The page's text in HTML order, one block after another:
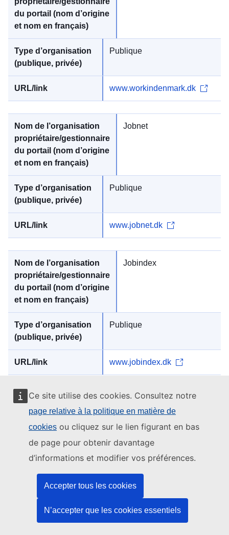
Ce site utilise des cookies. Consultez notre
page relative à la politique en matière de
cookies ou cliquez sur le lien figurant en bas
de page pour obtenir davantage
d’informations et modifier vos préférences.
Accepter tous les cookies
N’accepter que les cookies essentiels
Publique
www.workindenmark.dk
Jobnet
Publique
www.jobnet.dk
Jobindex
Publique
www.jobindex.dk
Stepstone
Publique
www.stepstone.dk